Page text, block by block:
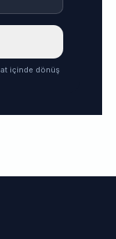
içinde dönüş